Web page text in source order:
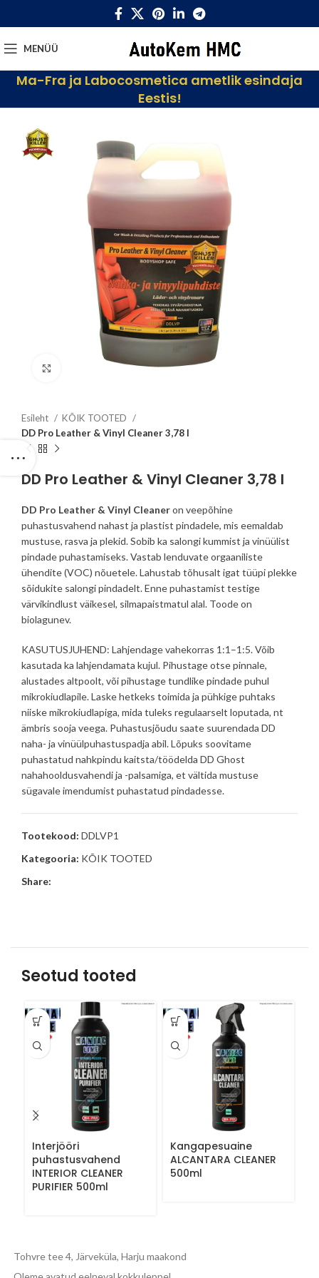
MENÜÜ
Ma-Fra ja Labocosmetica ametlik esindaja
Eestis!
Click to enlarge
Esileht
KÕIK TOOTED
DD Pro Leather & Vinyl Cleaner 3,78 l
DD Pro Leather & Vinyl Cleaner 3,78 l
DD Pro Leather & Vinyl Cleaneron veepõhine
puhastusvahend nahast ja plastist pindadele, mis eemaldab
mustuse, rasva ja plekid. Sobib ka salongi kummist ja vinüülist
pindade puhastamiseks. Vastab lenduvate orgaaniliste
ühendite (VOC) nõuetele. Lahustab tõhusalt igat tüüpi plekke
sõidukite salongi pindadelt. Enne puhastamist testige
värvikindlust väikesel, silmapaistmatul alal. Toode on
biolagunev.
KASUTUSJUHEND: Lahjendage vahekorras 1:1–1:5. Võib
kasutada ka lahjendamata kujul. Pihustage otse pinnale,
alustades altpoolt, või pihustage tundlike pindade puhul
mikrokiudlapile. Laske hetkeks toimida ja pühkige puhtaks
niiske mikrokiudlapiga, mida tuleks regulaarselt loputada, nt
ämbris sooja veega. Puhastusjõudu saate suurendada DD
naha- ja vinüülpuhastuspadja abil. Lõpuks soovitame
puhastatud nahkpindu kaitsta/töödelda DD Ghost
nahahooldusvahendi ja -palsamiga, et vältida mustuse
sügavale imendumist puhastatud pindadesse.
Tootekood: DDLVP1
Kategooria: KÕIK TOOTED
Share:
Seotud tooted
Interjööri
puhastusvahend
INTERIOR CLEANER
PURIFIER 500ml
Kangapesuaine
ALCANTARA CLEANER
500ml
Tohvre tee 4, Järveküla, Harju maakond